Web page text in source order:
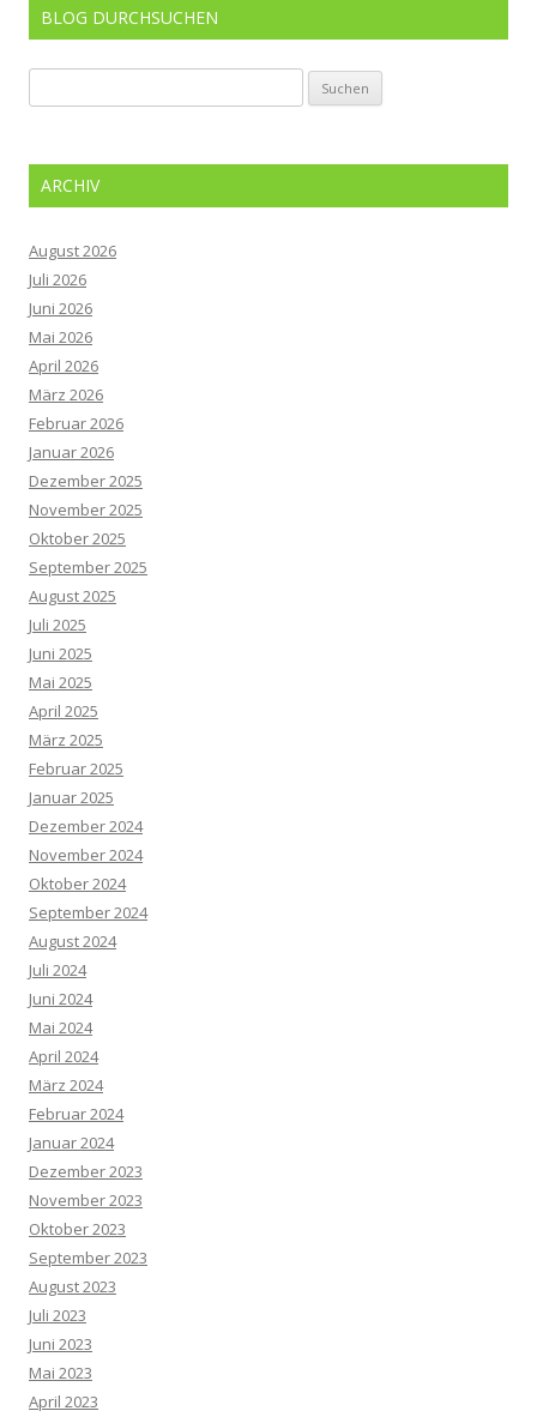
BLOG DURCHSUCHEN
nach:
ARCHIV
August 2026
Juli 2026
Juni 2026
Mai 2026
April 2026
März 2026
Februar 2026
Januar 2026
Dezember 2025
November 2025
Oktober 2025
September 2025
August 2025
Juli 2025
Juni 2025
Mai 2025
April 2025
März 2025
Februar 2025
Januar 2025
Dezember 2024
November 2024
Oktober 2024
September 2024
August 2024
Juli 2024
Juni 2024
Mai 2024
April 2024
März 2024
Februar 2024
Januar 2024
Dezember 2023
November 2023
Oktober 2023
September 2023
August 2023
Juli 2023
Juni 2023
Mai 2023
April 2023